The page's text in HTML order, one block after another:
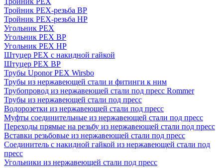
Тройник PEX-резьба ВР
Тройник PEX-резьба НР
Угольник PEX
Угольник PEX ВР
Угольник PEX НР
Штуцер PEX c накидной гайкой
Штуцер PEX ВР
Трубы Uponor PEX Wirsbo
Трубы из нержавеющей стали и фитинги к ним
Трубопровод из нержавеющей стали под пресс Rommer
Трубы из нержавеющей стали под пресс
Водорозетки из нержавеющей стали под пресс
Муфты соединительные из нержавеющей стали под пресс
Переходы прямые на резьбу из нержавеющей стали под пресс
Вставки резьбовые из нержавеющей стали под пресс
Соединитель с накидной гайкой из нержавеющей стали под
пресс
Угольники из нержавеющей стали под пресс